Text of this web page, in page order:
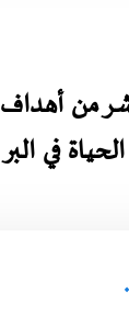
من أهداف
في البر